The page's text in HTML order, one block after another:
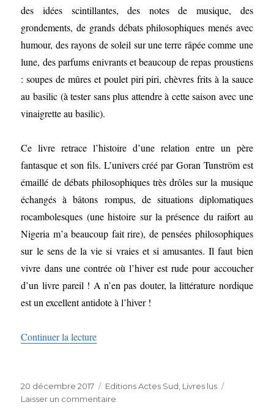
des idées scintillantes, des notes de musique, des
grondements, de grands débats philosophiques menés avec
humour, des rayons de soleil sur une terre râpée comme une
lune, des parfums enivrants et beaucoup de repas proustiens
: soupes de mûres et poulet piri piri, chèvres frits à la sauce
au basilic (à tester sans plus attendre à cette saison avec une
vinaigrette au basilic).
Ce livre retrace l’histoire d’une relation entre un père
fantasque et son fils. L’univers créé par Goran Tunström est
émaillé de débats philosophiques très drôles sur la musique
échangés à bâtons rompus, de situations diplomatiques
rocambolesques (une histoire sur la présence du raifort au
Nigeria m’a beaucoup fait rire), de pensées philosophiques
sur le sens de la vie si vraies et si amusantes. Il faut bien
vivre dans une contrée où l’hiver est rude pour accoucher
d’un livre pareil ! A n’en pas douter, la littérature nordique
est un excellent antidote à l’hiver !
Continuer la lecturede « Le buveur de lune de Goran Tunström
Publié
le
20 décembre 2017 Catégories
Editions Actes Sud Livres lus
Laisser un commentaire